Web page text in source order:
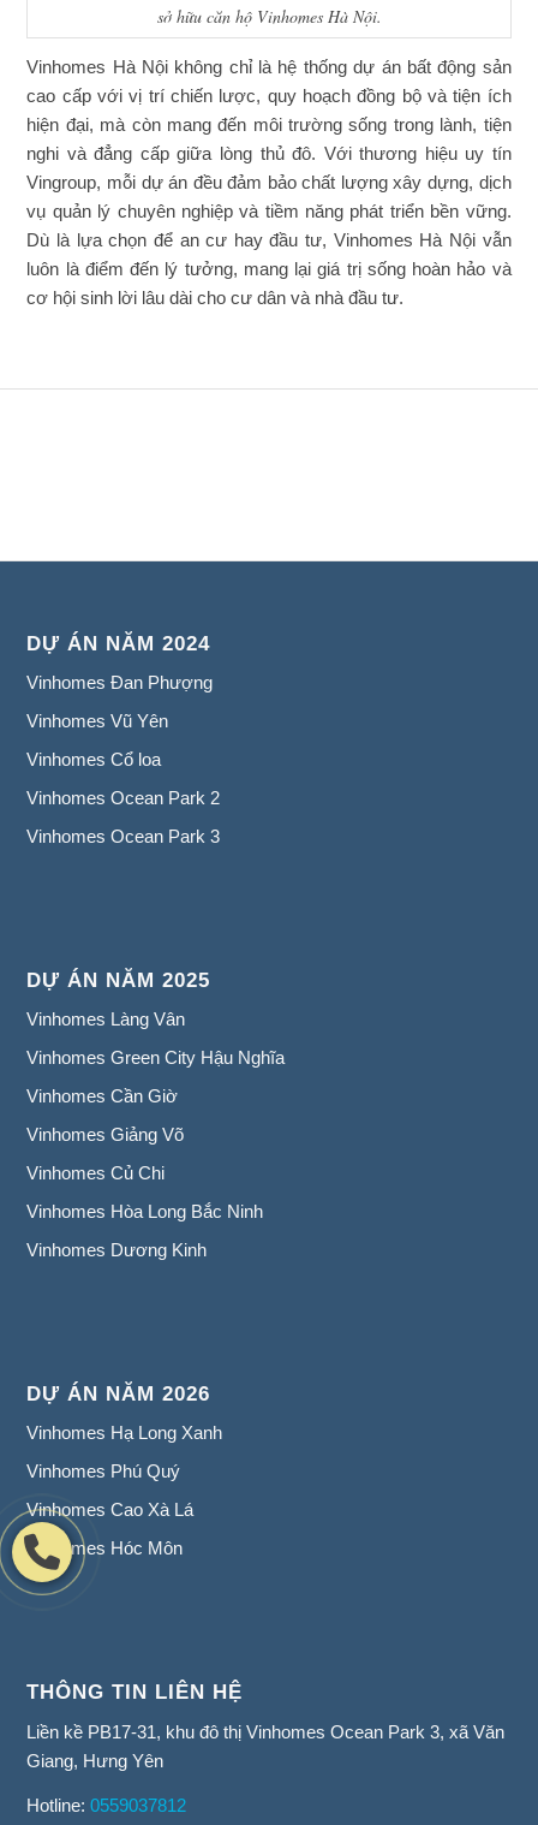
sở hữu căn hộ Vinhomes Hà Nội.
Vinhomes Hà Nội không chỉ là hệ thống dự án bất động sản
cao cấp với vị trí chiến lược, quy hoạch đồng bộ và tiện ích
hiện đại, mà còn mang đến môi trường sống trong lành, tiện
nghi và đẳng cấp giữa lòng thủ đô. Với thương hiệu uy tín
Vingroup, mỗi dự án đều đảm bảo chất lượng xây dựng, dịch
vụ quản lý chuyên nghiệp và tiềm năng phát triển bền vững.
Dù là lựa chọn để an cư hay đầu tư, Vinhomes Hà Nội vẫn
luôn là điểm đến lý tưởng, mang lại giá trị sống hoàn hảo và
cơ hội sinh lời lâu dài cho cư dân và nhà đầu tư.
DỰ ÁN NĂM 2024
Vinhomes Đan Phượng
Vinhomes Vũ Yên
Vinhomes Cổ loa
Vinhomes Ocean Park 2
Vinhomes Ocean Park 3
DỰ ÁN NĂM 2025
Vinhomes Làng Vân
Vinhomes Green City Hậu Nghĩa
Vinhomes Cần Giờ
Vinhomes Giảng Võ
Vinhomes Củ Chi
Vinhomes Hòa Long Bắc Ninh
Vinhomes Dương Kinh
DỰ ÁN NĂM 2026
Vinhomes Hạ Long Xanh
Vinhomes Phú Quý
Vinhomes Cao Xà Lá
Vinhomes Hóc Môn
THÔNG TIN LIÊN HỆ
Liền kề PB17-31, khu đô thị Vinhomes Ocean Park 3, xã Văn
Giang, Hưng Yên
Hotline:0559037812